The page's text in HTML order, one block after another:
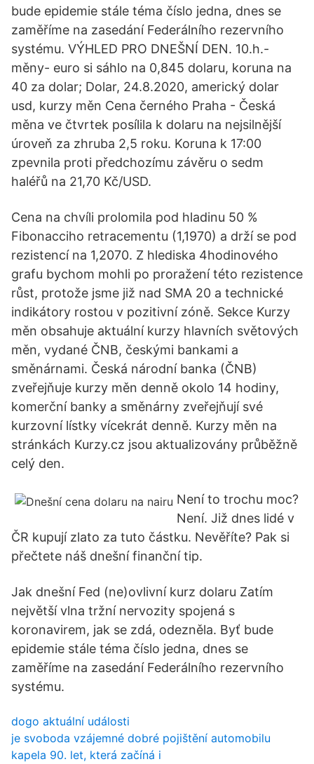
bude epidemie stále téma číslo jedna, dnes se
zaměříme na zasedání Federálního rezervního
systému. VÝHLED PRO DNEŠNÍ DEN. 10.h.-
měny- euro si sáhlo na 0,845 dolaru, koruna na
40 za dolar; Dolar, 24.8.2020, americký dolar
usd, kurzy měn Cena černého Praha - Česká
měna ve čtvrtek posílila k dolaru na nejsilnější
úroveň za zhruba 2,5 roku. Koruna k 17:00
zpevnila proti předchozímu závěru o sedm
haléřů na 21,70 Kč/USD.
Cena na chvíli prolomila pod hladinu 50 %
Fibonacciho retracementu (1,1970) a drží se pod
rezistencí na 1,2070. Z hlediska 4hodinového
grafu bychom mohli po proražení této rezistence
růst, protože jsme již nad SMA 20 a technické
indikátory rostou v pozitivní zóně. Sekce Kurzy
měn obsahuje aktuální kurzy hlavních světových
měn, vydané ČNB, českými bankami a
směnárnami. Česká národní banka (ČNB)
zveřejňuje kurzy měn denně okolo 14 hodiny,
komerční banky a směnárny zveřejňují své
kurzovní lístky vícekrát denně. Kurzy měn na
stránkách Kurzy.cz jsou aktualizovány průběžně
celý den.
Není to trochu moc?
Není. Již dnes lidé v
ČR kupují zlato za tuto částku. Nevěříte? Pak si
přečtete náš dnešní finanční tip.
Jak dnešní Fed (ne)ovlivní kurz dolaru Zatím
největší vlna tržní nervozity spojená s
koronavirem, jak se zdá, odezněla. Byť bude
epidemie stále téma číslo jedna, dnes se
zaměříme na zasedání Federálního rezervního
systému.
dogo aktuální události
je svoboda vzájemné dobré pojištění automobilu
kapela 90. let, která začíná i